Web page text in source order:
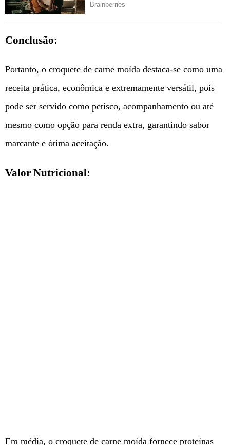
Conclusão:
Portanto, o croquete de carne moída destaca-se como uma
receita prática, econômica e extremamente versátil, pois
pode ser servido como petisco, acompanhamento ou até
mesmo como opção para renda extra, garantindo sabor
marcante e ótima aceitação.
Valor Nutricional:
Em média, o croquete de carne moída fornece proteínas